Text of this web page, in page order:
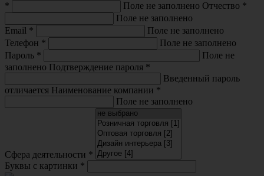
*
Поле не заполнено Отчество *
Поле не заполнено
Email *
Поле не заполнено
Телефон *
Поле не заполнено
Пароль *
Поле не
заполнено Подтверждение пароля *
Введенный пароль
отличается Наименование компании *
Поле не заполнено
Сфера деятельности *
Буквы с картинки *